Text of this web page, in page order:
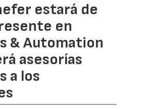
estará de
en
& Automation
asesorías
a los